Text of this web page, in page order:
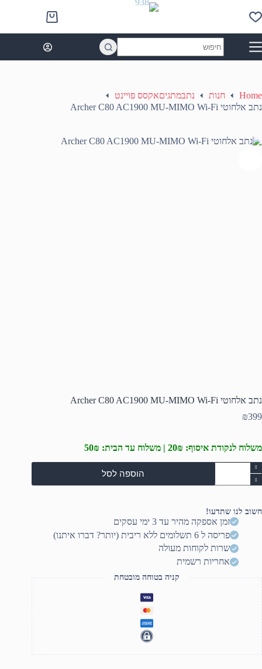
to
content
Shopping
cart
results
Home חנות
נתבמתגיםאקסס פויינט
נתב אלחוטי Archer C80 AC1900 MU-MIMO Wi-Fi
נתב אלחוטי Archer C80 AC1900 MU-MIMO Wi-Fi
₪399
משלוח לנקודת איסוף: 20₪ | משלוח עד הבית: 50₪
כמות
של
נתב
Archer
C80
AC1900
MIMO
הוספה לסל
חשוב לנו שתדעו!
זמן אספקה מהיר עד 3 ימי עסקים
פריסה ל 6 תשלומים ללא ריבית (יותר? דברו איתנו)
שרות לקוחות מעולה
אחריות רשמית
קניה בטוחה מובטחת